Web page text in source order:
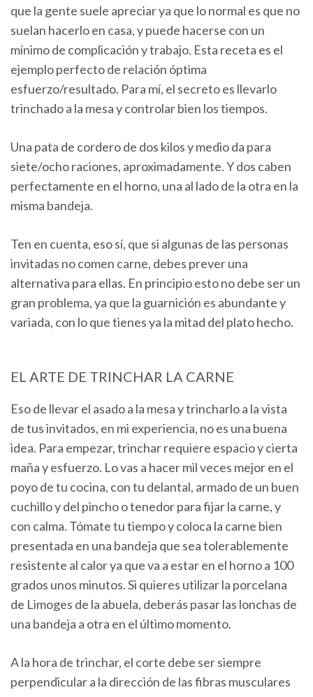
que la gente suele apreciar ya que lo normal es que no
suelan hacerlo en casa, y puede hacerse con un
mínimo de complicación y trabajo. Esta receta es el
ejemplo perfecto de relación óptima
esfuerzo/resultado. Para mí, el secreto es llevarlo
trinchado a la mesa y controlar bien los tiempos.
Una pata de cordero de dos kilos y medio da para
siete/ocho raciones, aproximadamente. Y dos caben
perfectamente en el horno, una al lado de la otra en la
misma bandeja.
Ten en cuenta, eso sí, que si algunas de las personas
invitadas no comen carne, debes prever una
alternativa para ellas. En principio esto no debe ser un
gran problema, ya que la guarnición es abundante y
variada, con lo que tienes ya la mitad del plato hecho.
EL ARTE DE TRINCHAR LA CARNE
Eso de llevar el asado a la mesa y trincharlo a la vista
de tus invitados, en mi experiencia, no es una buena
idea. Para empezar, trinchar requiere espacio y cierta
maña y esfuerzo. Lo vas a hacer mil veces mejor en el
poyo de tu cocina, con tu delantal, armado de un buen
cuchillo y del pincho o tenedor para fijar la carne, y
con calma. Tómate tu tiempo y coloca la carne bien
presentada en una bandeja que sea tolerablemente
resistente al calor ya que va a estar en el horno a 100
grados unos minutos. Si quieres utilizar la porcelana
de Limoges de la abuela, deberás pasar las lonchas de
una bandeja a otra en el último momento.
A la hora de trinchar, el corte debe ser siempre
perpendicular a la dirección de las fibras musculares